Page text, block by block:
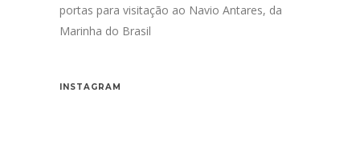
portas para visitação ao Navio Antares, da
Marinha do Brasil
INSTAGRAM